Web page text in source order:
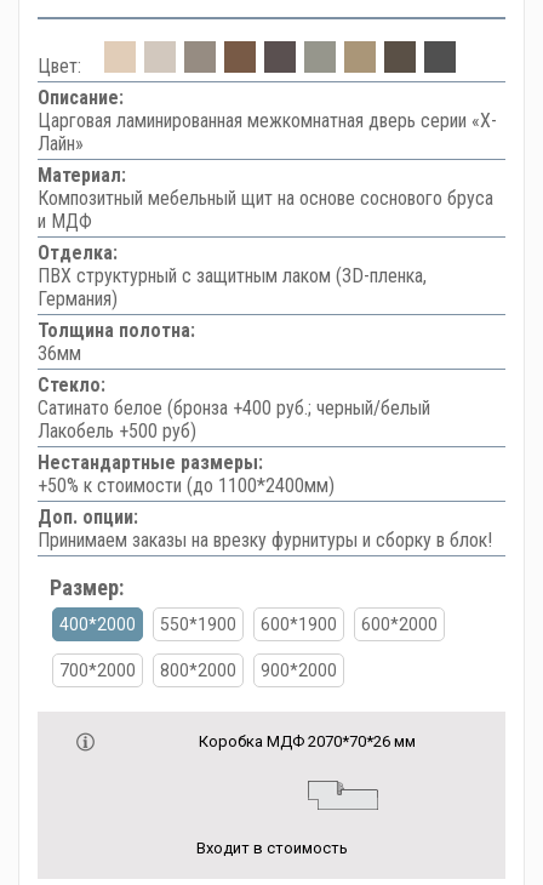
Цвет:
Описание:
Царговая ламинированная межкомнатная дверь серии «Х-
Лайн»
Материал:
Композитный мебельный щит на основе соснового бруса
и МДФ
Отделка:
ПВХ структурный с защитным лаком (3D-пленка,
Германия)
Толщина полотна:
36мм
Стекло:
Сатинато белое (бронза +400 руб.; черный/белый
Лакобель +500 руб)
Нестандартные размеры:
+50% к стоимости (до 1100*2400мм)
Доп. опции:
Принимаем заказы на врезку фурнитуры и сборку в блок!
Размер:
400*2000 550*1900 600*1900 600*2000
700*2000 800*2000 900*2000
Коробка МДФ 2070*70*26 мм
Входит в стоимость